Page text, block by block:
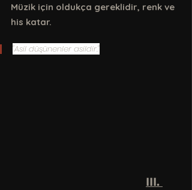
Müzik için oldukça gereklidir, renk ve
his katar.
"Asil düşünenler asildir."
III.